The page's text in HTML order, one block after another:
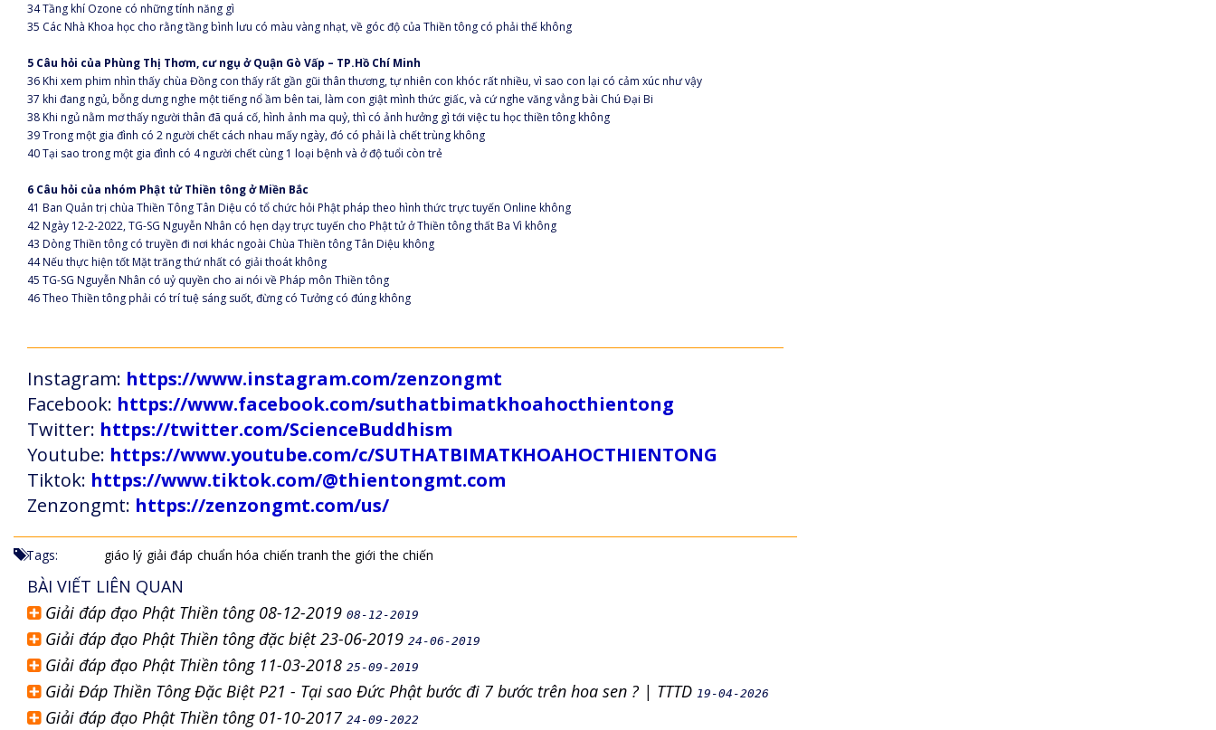
34 Tầng khí Ozone có những tính năng gì
35 Các Nhà Khoa học cho rằng tầng bình lưu có màu vàng nhạt, về góc độ của Thiền tông có phải thế không
5 Câu hỏi của Phùng Thị Thơm, cư ngụ ở Quận Gò Vấp – TP.Hồ Chí Minh
36 Khi xem phim nhìn thấy chùa Đồng con thấy rất gần gũi thân thương, tự nhiên con khóc rất nhiều, vì sao con lại có cảm xúc như vậy
37 khi đang ngủ, bỗng dưng nghe một tiếng nổ ầm bên tai, làm con giật mình thức giấc, và cứ nghe văng vẳng bài Chú Đại Bi
38 Khi ngủ nằm mơ thấy người thân đã quá cố, hình ảnh ma quỷ, thì có ảnh hưởng gì tới việc tu học thiền tông không
39 Trong một gia đình có 2 người chết cách nhau mấy ngày, đó có phải là chết trùng không
40 Tại sao trong một gia đình có 4 người chết cùng 1 loại bệnh và ở độ tuổi còn trẻ
6 Câu hỏi của nhóm Phật tử Thiền tông ở Miền Bắc
41 Ban Quản trị chùa Thiền Tông Tân Diệu có tổ chức hỏi Phật pháp theo hình thức trực tuyến Online không
42 Ngày 12-2-2022, TG-SG Nguyễn Nhân có hẹn dạy trực tuyến cho Phật tử ở Thiền tông thất Ba Vì không
43 Dòng Thiền tông có truyền đi nơi khác ngoài Chùa Thiền tông Tân Diệu không
44 Nếu thực hiện tốt Mặt trăng thứ nhất có giải thoát không
45 TG-SG Nguyễn Nhân có uỷ quyền cho ai nói về Pháp môn Thiền tông
46 Theo Thiền tông phải có trí tuệ sáng suốt, đừng có Tưởng có đúng không
Instagram: https://www.instagram.com/zenzongmt
Facebook: https://www.facebook.com/suthatbimatkhoahocthientong
Twitter: https://twitter.com/ScienceBuddhism
Youtube: https://www.youtube.com/c/SUTHATBIMATKHOAHOCTHIENTONG
Tiktok: https://www.tiktok.com/@thientongmt.com
Zenzongmt: https://zenzongmt.com/us/
Tags: giáo lý giải đáp chuẩn hóa chiến tranh the giới the chiến
BÀI VIẾT LIÊN QUAN
Giải đáp đạo Phật Thiền tông 08-12-2019 08-12-2019
Giải đáp đạo Phật Thiền tông đặc biệt 23-06-2019 24-06-2019
Giải đáp đạo Phật Thiền tông 11-03-2018 25-09-2019
Giải Đáp Thiền Tông Đặc Biệt P21 - Tại sao Đức Phật bước đi 7 bước trên hoa sen ? | TTTD 19-04-2026
Giải đáp đạo Phật Thiền tông 01-10-2017 24-09-2022